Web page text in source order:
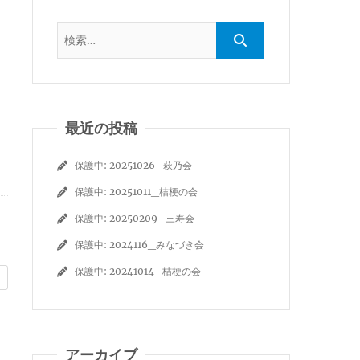
最近の投稿
保護中: 20251026_萩乃会
保護中: 20251011_桔梗の会
保護中: 20250209_三寿会
保護中: 2024116_みなづき会
保護中: 20241014_桔梗の会
アーカイブ